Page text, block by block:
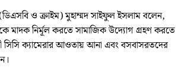
ও ক্রাইম) মুহাম্মদ সাইফুল ইসলাম বলেন,
মাদক নির্মূল করতে সামাজিক উদ্যোগ গ্রহণ করতে
সিসি ক্যামেরার আওতায় আনা এবং বসবাসরতদের